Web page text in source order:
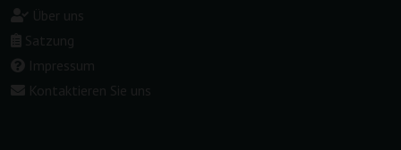
Über uns
Satzung
Impressum
Kontaktieren Sie uns